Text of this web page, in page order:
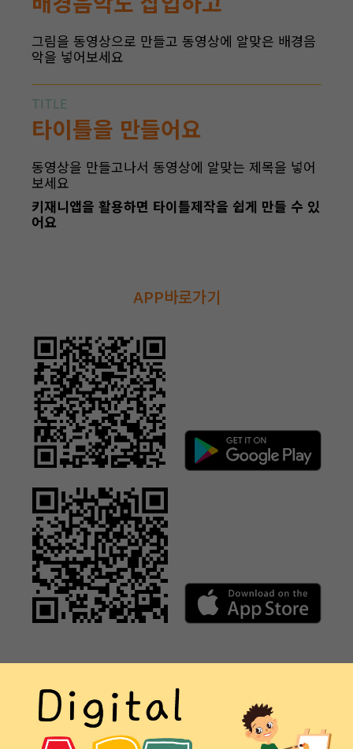
그림을 동영상으로 만들고 동영상에 알맞은 배경음
악을 넣어보세요
TITLE
타이틀을 만들어요
동영상을 만들고나서 동영상에 알맞는 제목을 넣어
보세요
키재니앱을 활용하면 타이틀제작을 쉽게 만들 수 있
어요
APP바로가기
아이들이 만든 영상